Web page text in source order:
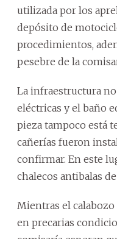
utilizada por los
depósito de
procedimientos,
pesebre de la
La infraestructura
eléctricas y el baño
pieza tampoco está
cañerías fueron
confirmar. En este
chalecos antibalas
Mientras el
en precarias